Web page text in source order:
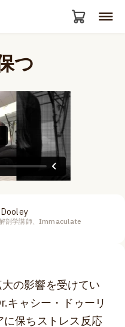
つ
剖学講師、Immaculate
の影響を受けてい
キャシー・ドゥーリ
保ちストレス反応